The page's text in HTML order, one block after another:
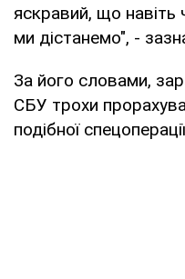
яскравий, що навіть
ми дістанемо", -
За його словами,
СБУ трохи
подібної